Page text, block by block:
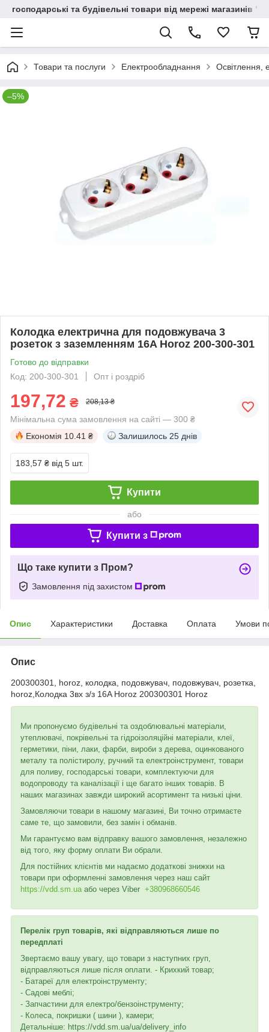
господарські та будівельні товари від мережі магазинів
Товари та послуги Електрообладнання Освітлення,
–5%
Колодка електрична для подовжувача 3
розеток з заземленням 16A Horoz 200-300-301
Готово до відправки
Код: 200-300-301
Опт і роздріб
197,72 ₴ 208,13 ₴
Мінімальна сума замовлення на сайті — 300 ₴
Економія 10.41 ₴ Залишилось 25 днів
183,57 ₴ від 5 шт.
Купити
або
Купити з
Що таке купити з Пром?
Замовлення під захистом
Опис Характеристики Доставка Оплата Умови
Опис
200300301, horoz, колодка, подовжувач, подовжувач, розетка,
horoz,Колодка 3вх з/з 16A Horoz 200300301 Horoz
Ми пропонуємо будівельні та оздоблювальні матеріали,
утеплювачі, покрівельні та гідроізоляційні матеріали, клеї,
герметики, піни, лаки, фарби, вироби з дерева, оцинкованого
металу та полістиролу, ручний та електроінструмент, товари
для поливу, господарські товари, комплектуючи для
водопроводу та каналізації і ще багато інших товарів. В
наших магазинах завжди широкий асортимент та низькі ціни.
Замовляючи товари в нашому магазині, Ви точно отримаєте
саме те, що замовили, без замін і обманів.
Ми гарантуємо вам відправку вашого замовлення, незалежно
від того, яку форму оплати Ви обрали.
Для постійних клієнтів ми надаємо додаткові знижки на
товари при оформленні замовлення через наш сайт
https://vdd.sm.ua або через Viber +380968660546
Перелік груп товарів, які відправляються лише по
передплаті
Звертаємо вашу увагу, що товари з наступних груп,
відправляються лише після оплати. - Крихкий товар;
- Батареї для електроінструменту;
- Садові меблі;
- Запчастини для електро/бензоінструменту;
- Колеса, покришки ( шини ), камери;
Детальніше: https://vdd.sm.ua/ua/delivery_info